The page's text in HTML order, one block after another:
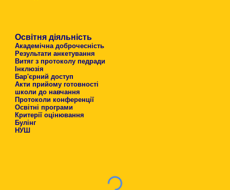
Освітня діяльність
Академічна доброчесність
Результати анкетування
Витяг з протоколу педради
Інклюзія
Бар'єрний доступ
Акти прийому готовності
школи до навчання
Протоколи конференції
Освітні програми
Критерії оцінювання
Булінг
НУШ